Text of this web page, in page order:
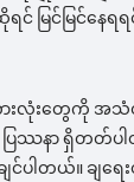
မြင်မြင်နေရရ
လုံးတွေကို အသံ
ြဿနာ ရှိတတ်ပါ
ျင်ပါတယ်။ ချရ